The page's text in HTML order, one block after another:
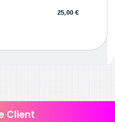
25,00 €
Client